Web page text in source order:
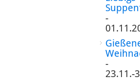
-
-
23.11.-